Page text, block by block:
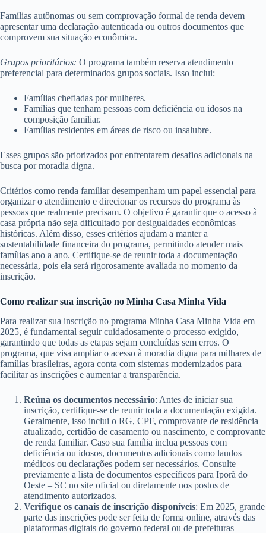
Famílias autônomas ou sem comprovação formal de renda devem
apresentar uma declaração autenticada ou outros documentos que
comprovem sua situação econômica.
Grupos prioritários: O programa também reserva atendimento
preferencial para determinados grupos sociais. Isso inclui:
Famílias chefiadas por mulheres.
Famílias que tenham pessoas com deficiência ou idosos na
composição familiar.
Famílias residentes em áreas de risco ou insalubre.
Esses grupos são priorizados por enfrentarem desafios adicionais na
busca por moradia digna.
Critérios como renda familiar desempenham um papel essencial para
organizar o atendimento e direcionar os recursos do programa às
pessoas que realmente precisam. O objetivo é garantir que o acesso à
casa própria não seja dificultado por desigualdades econômicas
históricas. Além disso, esses critérios ajudam a manter a
sustentabilidade financeira do programa, permitindo atender mais
famílias ano a ano. Certifique-se de reunir toda a documentação
necessária, pois ela será rigorosamente avaliada no momento da
inscrição.
Como realizar sua inscrição no Minha Casa Minha Vida
Para realizar sua inscrição no programa Minha Casa Minha Vida em
2025, é fundamental seguir cuidadosamente o processo exigido,
garantindo que todas as etapas sejam concluídas sem erros. O
programa, que visa ampliar o acesso à moradia digna para milhares de
famílias brasileiras, agora conta com sistemas modernizados para
facilitar as inscrições e aumentar a transparência.
Reúna os documentos necessário: Antes de iniciar sua
inscrição, certifique-se de reunir toda a documentação exigida.
Geralmente, isso inclui o RG, CPF, comprovante de residência
atualizado, certidão de casamento ou nascimento, e comprovante
de renda familiar. Caso sua família inclua pessoas com
deficiência ou idosos, documentos adicionais como laudos
médicos ou declarações podem ser necessários. Consulte
previamente a lista de documentos específicos para Iporã do
Oeste – SC no site oficial ou diretamente nos postos de
atendimento autorizados.
Verifique os canais de inscrição disponíveis: Em 2025, grande
parte das inscrições pode ser feita de forma online, através das
plataformas digitais do governo federal ou de prefeituras